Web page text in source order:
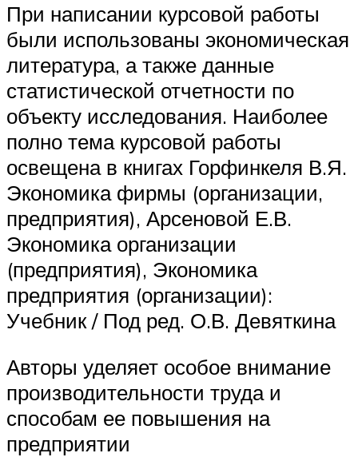
При написании курсовой работы
были использованы экономическая
литература, а также данные
статистической отчетности по
объекту исследования. Наиболее
полно тема курсовой работы
освещена в книгах Горфинкеля В.Я.
Экономика фирмы (организации,
предприятия), Арсеновой Е.В.
Экономика организации
(предприятия), Экономика
предприятия (организации):
Учебник / Под ред. О.В. Девяткина
Авторы уделяет особое внимание
производительности труда и
способам ее повышения на
предприятии